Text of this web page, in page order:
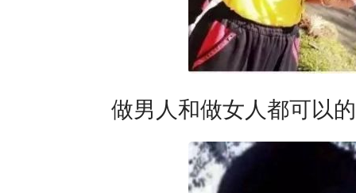
做男人和做女人都可以